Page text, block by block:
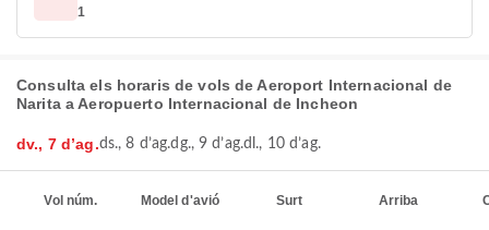
1
Consulta els horaris de vols de Aeroport Internacional de
Narita a Aeropuerto Internacional de Incheon
dv., 7 d’ag.ds., 8 d’ag.dg., 9 d’ag.dl., 10 d’ag.
Vol núm. Model d'avió Surt Arriba